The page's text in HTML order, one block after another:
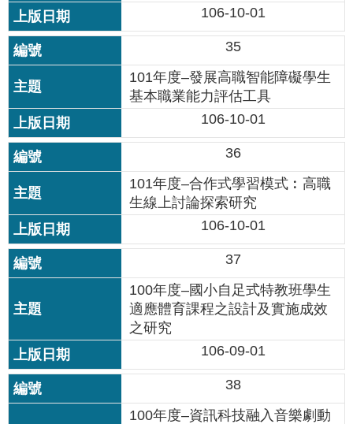
料
開
放
宣
106-10-01
35
101年度–發展高職智能障礙學生
基本職業能力評估工具
106-10-01
36
101年度–合作式學習模式︰高職
生線上討論探索研究
106-10-01
37
100年度–國小自足式特教班學生
適應體育課程之設計及實施成效
之研究
106-09-01
38
100年度–資訊科技融入音樂劇動